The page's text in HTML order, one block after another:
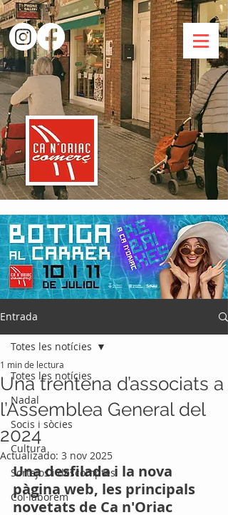
Entrada
Totes les notícies
Nadal
Socis i sòcies
Cultura
Sortejos i descomptes
Col·laborem
Totes les notícies
Una trentena d’associats a
l’Assemblea General del
2024
1 min de lectura
Actualizado: 3 nov 2025
Una desfilada i la nova
pàgina web, les principals
novetats de Ca n'Oriac